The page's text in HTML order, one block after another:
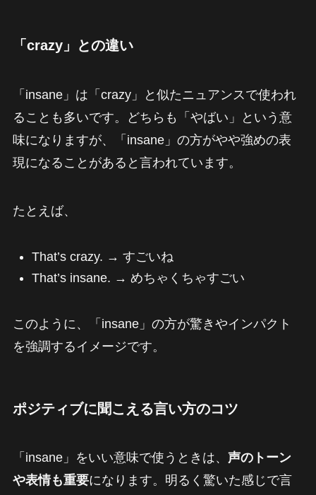
「crazy」との違い
「insane」は「crazy」と似たニュアンスで使われ
ることも多いです。どちらも「やばい」という意
味になりますが、「insane」の方がやや強めの表
現になることがあると言われています。
たとえば、
That’s crazy. → すごいね
That’s insane. → めちゃくちゃすごい
このように、「insane」の方が驚きやインパクト
を強調するイメージです。
ポジティブに聞こえる言い方のコツ
「insane」をいい意味で使うときは、 声のトーン
や表情も重要になります。明るく驚いた感じで言